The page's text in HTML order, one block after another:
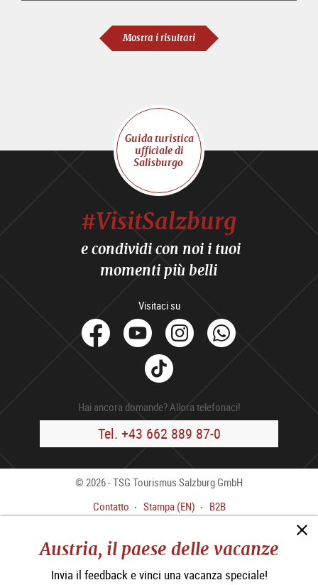
Austria, il paese delle vacanze
Invia il feedback e vinci una vacanza speciale!
Mostra i risultati
Guida turistica
ufficiale di
Salisburgo
#VisitSalzburg
e condividi con noi i tuoi
momenti più belli
Visitaci su
facebook
YoutubeInstagram
Tik
Tok
Hai ancora domande? Allora telefonaci!
Tel. +43 662 889 87-0
© 2026 - TSG Tourismus Salzburg GmbH
Contatto
Stampa (EN)
B2B
Informativa sulla privacy
Dichiarazione di accessibilità